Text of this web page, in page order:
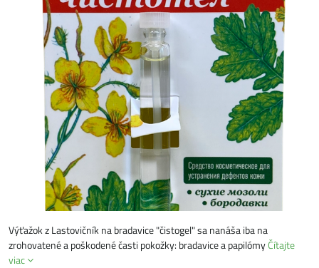
Výťažok z Lastovičník na bradavice "čistogel" sa nanáša iba na
zrohovatené a poškodené časti pokožky: bradavice a papilómyČítajte
viac